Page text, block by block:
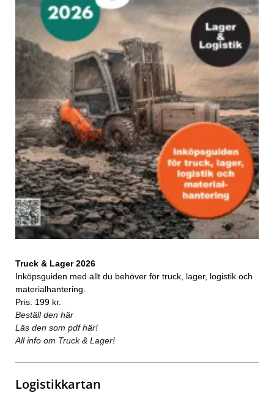
Truck & Lager 2026
Inköpsguiden med allt du behöver för truck, lager, logistik och
materialhantering.
Pris: 199 kr.
Beställ den här
Läs den som pdf här!
All info om Truck & Lager!
Logistikkartan